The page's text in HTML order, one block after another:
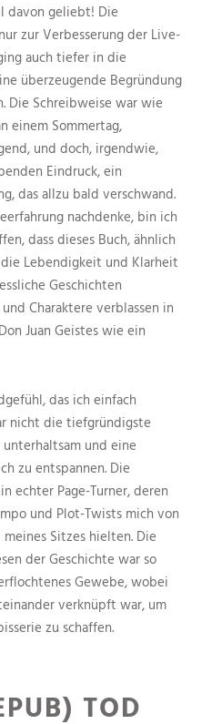
davon geliebt! Die
zur Verbesserung der Live-
auch tiefer in die
überzeugende Begründung
Die Schreibweise war wie
einem Sommertag,
und doch, irgendwie,
Eindruck, ein
das allzu bald verschwand.
nachdenke, bin ich
dass dieses Buch, ähnlich
Lebendigkeit und Klarheit
Geschichten
Charaktere verblassen in
Juan Geistes wie ein
das ich einfach
nicht die tiefgründigste
und eine
zu entspannen. Die
echter Page-Turner, deren
und Plot-Twists mich von
Sitzes hielten. Die
der Geschichte war so
Gewebe, wobei
verknüpft war, um
zu schaffen.
TOD